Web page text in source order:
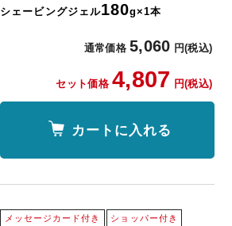
シェービングジェル180g×1本
通常価格5,060 円(税込)
セット価格4,807 円(税込)
カートに入れる
メッセージカード付き ショッパー付き